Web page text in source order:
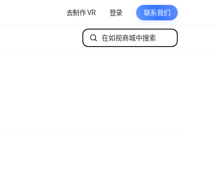
去制作 VR 登录 联系我们